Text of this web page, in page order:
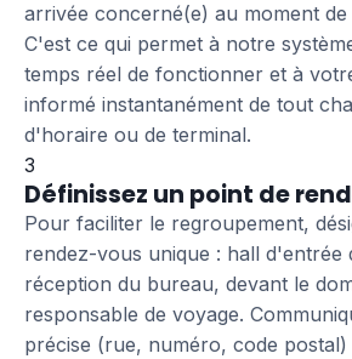
arrivée concerné(e) au moment
C'est ce qui permet à notre
temps réel de fonctionner et à
informé instantanément de tout
d'horaire ou de terminal.
3
Définissez un point de
Pour faciliter le regroupement,
rendez-vous unique : hall d'entrée
réception du bureau, devant le
responsable de voyage.
précise (rue, numéro, code postal)